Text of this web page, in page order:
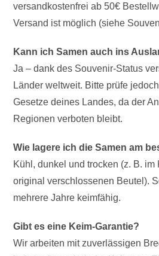
versandkostenfrei ab 50€
Versand ist möglich (siehe
Kann ich Samen auch ins
Ja – dank des Souvenir-Status
Länder weltweit. Bitte prüfe
Gesetze deines Landes, da der
Regionen verboten bleibt.
Wie lagere ich die Samen am
Kühl, dunkel und trocken (z. B. im
original verschlossenen Beutel).
mehrere Jahre keimfähig.
Gibt es eine Keim-Garantie?
Wir arbeiten mit zuverlässigen